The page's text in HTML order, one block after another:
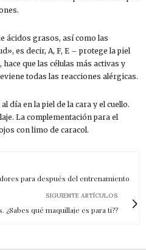
ácidos grasos, así como las
es decir, A, F, E – protege la piel
que las células más activas y
todas las reacciones alérgicas.
día en la piel de la cara y el cuello.
La complementación para el
con limo de caracol.
para después del entrenamiento
SIGUIENTE ARTÍCULOS
¿Sabes qué maquillaje es para ti??